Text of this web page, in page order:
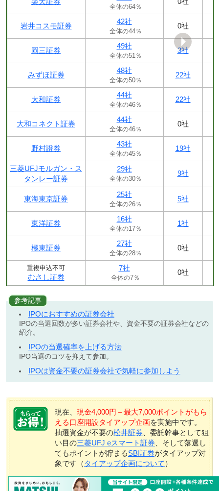
全体の64％
岩井コスモ証券
42社
全体の44％
0社
岡三証券
49社
全体の51％
3社
みずほ証券
48社
全体の50％
22社
大和証券
44社
全体の46％
22社
大和コネクト証券
44社
全体の46％
0社
野村證券
43社
全体の45％
19社
三菱UFJモルガン・ス
タンレー証券
29社
全体の30％
9社
東海東京証券
25社
全体の26％
5社
東洋証券
16社
全体の17％
1社
極東証券
27社
全体の28％
0社
重複申込不可
むさし証券
7社
全体の7％
0社
参考記事
IPOにおすすめの証券会社
IPOの当選回数が多い証券会社や、資金不要の証券会社などの
紹介。
IPOの当選確率を上げる方法
IPO当選のコツを抑えて参加。
IPOは資金不要の証券会社で気軽に参加しよう
現在、 現金4,000円＋最大7,000ポイントがもら
える口座開設タイアップ企画を実施中です。
抽選資金が不要の松井証券 、委託幹事として狙
い目の三菱UFJ eスマート証券 、そして落選し
てもポイントが貯まるSBI証券がタイアップ対
象です（ タイアップ企画について ）